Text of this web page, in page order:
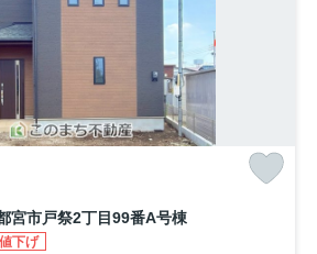
宮市戸祭2丁目99番A号棟
下げ